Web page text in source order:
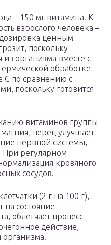
– 150 мг витамина. К
взрослого человека –
ценным
поскольку
организма вместе с
обработке
С по сравнению с
поскольку готовится
витаминов группы
перец улучшает
нервной системы,
регулярном
кровяного
сосудов.
(2 г на 100 г),
на состояние
облегчает процесс
действие,
организма.